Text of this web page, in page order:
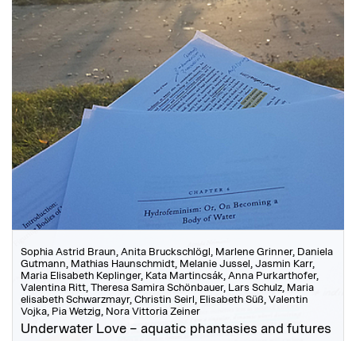
Sophia Astrid Braun, Anita Bruckschlögl, Marlene Grinner, Daniela
Gutmann, Mathias Haunschmidt, Melanie Jussel, Jasmin Karr,
Maria Elisabeth Keplinger, Kata Martincsák, Anna Purkarthofer,
Valentina Ritt, Theresa Samira Schönbauer, Lars Schulz, Maria
elisabeth Schwarzmayr, Christin Seirl, Elisabeth Süß, Valentin
Vojka, Pia Wetzig, Nora Vittoria Zeiner
Underwater Love – aquatic phantasies and futures